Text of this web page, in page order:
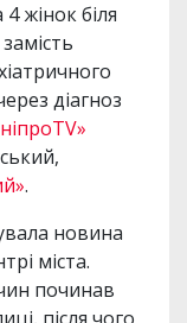
жінок біля
діагноз
.
новина
міста.
починав